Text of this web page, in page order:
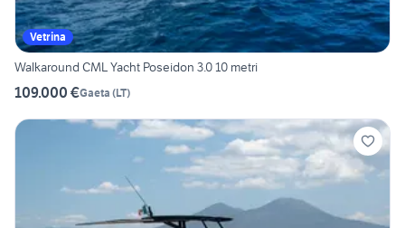
Vetrina
Walkaround CML Yacht Poseidon 3.0 10 metri
109.000 €Gaeta (LT)